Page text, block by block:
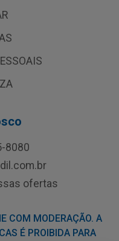
8080
ofertas
COM MODERAÇÃO. A
É PROIBIDA PARA